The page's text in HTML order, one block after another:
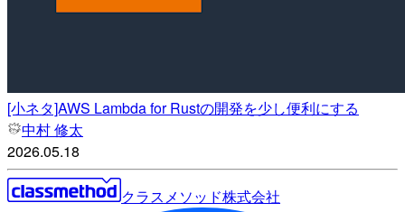
[小ネタ]AWS Lambda for Rustの開発を少し便利にする
中村 修太
2026.05.18
クラスメソッド株式会社